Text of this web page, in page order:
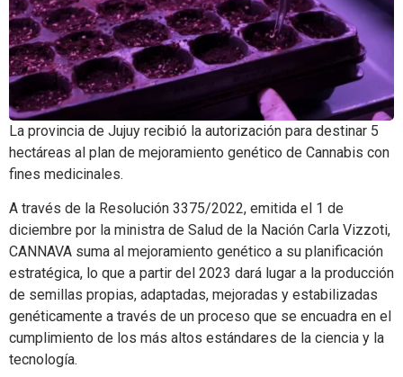
La provincia de Jujuy recibió la autorización para destinar 5
hectáreas al plan de mejoramiento genético de Cannabis con
fines medicinales.
A través de la Resolución 3375/2022, emitida el 1 de
diciembre por la ministra de Salud de la Nación Carla Vizzoti,
CANNAVA suma al mejoramiento genético a su planificación
estratégica, lo que a partir del 2023 dará lugar a la producción
de semillas propias, adaptadas, mejoradas y estabilizadas
genéticamente a través de un proceso que se encuadra en el
cumplimiento de los más altos estándares de la ciencia y la
tecnología.